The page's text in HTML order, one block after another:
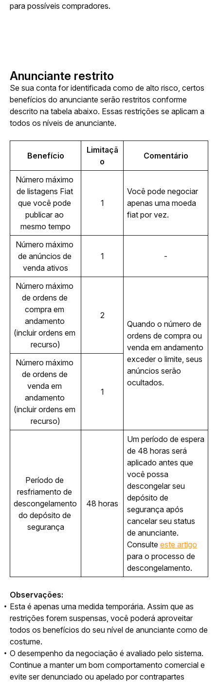
para possíveis compradores.
Anunciante restrito
Se sua conta for identificada como de alto risco, certos
benefícios do anunciante serão restritos conforme
descrito na tabela abaixo. Essas restrições se aplicam a
todos os níveis de anunciante.
Benefício
Limitaçã
o
Comentário
Número máximo
de listagens Fiat
que você pode
publicar ao
mesmo tempo
1
Você pode negociar
apenas uma moeda
fiat por vez.
Número máximo
de anúncios de
venda ativos
1 -
Número máximo
de ordens de
compra em
andamento
(incluir ordens em
recurso)
2
Quando o número de
ordens de compra ou
venda em andamento
exceder o limite, seus
anúncios serão
ocultados.
Número máximo
de ordens de
venda em
andamento
(incluir ordens em
recurso)
1
Período de
resfriamento de
descongelamento
do depósito de
segurança
48 horas
Um período de espera
de 48 horas será
aplicado antes que
você possa
descongelar seu
depósito de
segurança após
cancelar seu status
de anunciante.
Consulte este artigo
para o processo de
descongelamento.
Observações:
Esta é apenas uma medida temporária. Assim que as
restrições forem suspensas, você poderá aproveitar
todos os benefícios do seu nível de anunciante como de
costume.
O desempenho da negociação é avaliado pelo sistema.
Continue a manter um bom comportamento comercial e
evite ser denunciado ou apelado por contrapartes